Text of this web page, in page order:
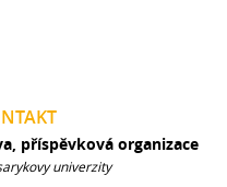
příspěvková organizace
univerzity